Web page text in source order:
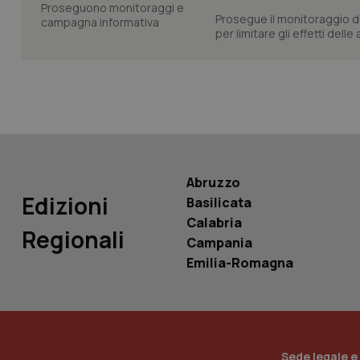
Prosegue il monitoraggio
per limitare gli effetti delle
Edizioni
Regionali
Abruzzo
Basilicata
Calabria
Campania
Emilia-Romagna
Sede legale
tracking-sites-